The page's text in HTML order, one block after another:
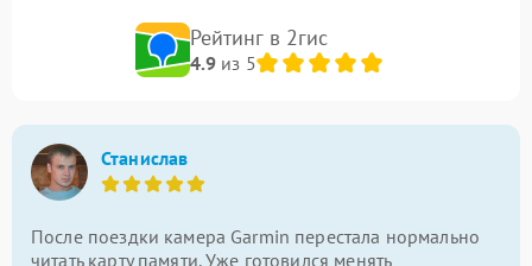
Рейтинг в 2гис
4.9из 5
Станислав
После поездки камера Garmin перестала нормально
читать карту памяти. Уже готовился менять